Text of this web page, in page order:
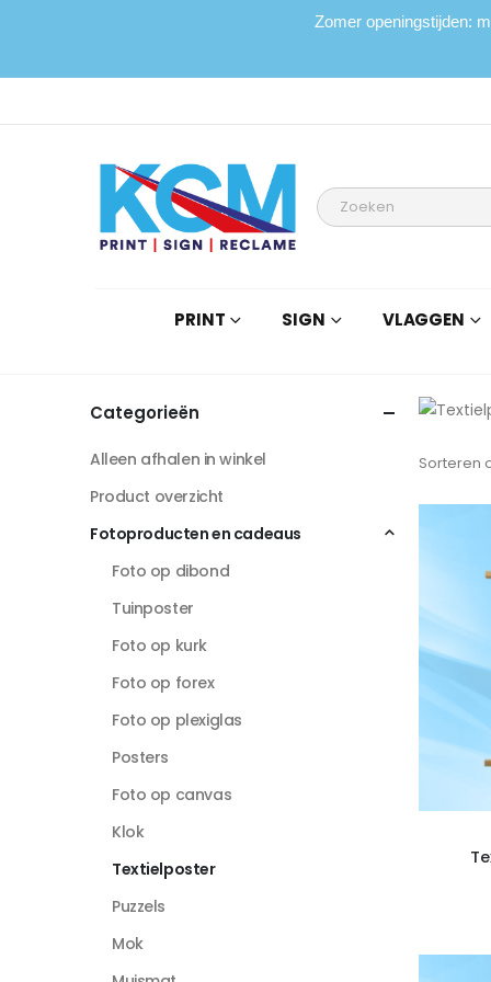
Zomer openingstijden:
PRINT SIGN VLAGGEN
Sorteren
Categorieën
Alleen afhalen in winkel
Product overzicht
Fotoproducten en cadeaus
Foto op dibond
Tuinposter
Foto op kurk
Foto op forex
Foto op plexiglas
Posters
Foto op canvas
Klok
Textielposter
Puzzels
Mok